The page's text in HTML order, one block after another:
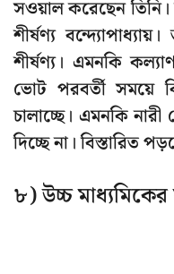
সওয়াল করেছেন তিনি।
শীর্ষণ্য
শীর্ষণ্য। এমনকি
ভোট পরবর্তী সময়ে
চালাচ্ছে। এমনকি
দিচ্ছে না। বিস্তারিত
৮) উচ্চ